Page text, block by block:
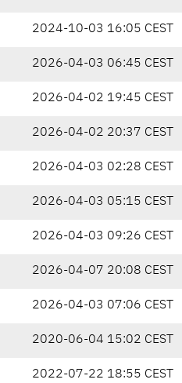
2024-10-03 16:05 CEST
2026-04-03 06:45 CEST
2026-04-02 19:45 CEST
2026-04-02 20:37 CEST
2026-04-03 02:28 CEST
2026-04-03 05:15 CEST
2026-04-03 09:26 CEST
2026-04-07 20:08 CEST
2026-04-03 07:06 CEST
2020-06-04 15:02 CEST
2022-07-22 18:55 CEST